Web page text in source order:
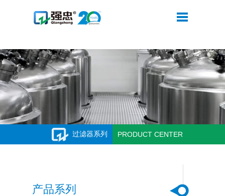
米兰网web站
过滤器系列 PRODUCT CENTER
产品系列